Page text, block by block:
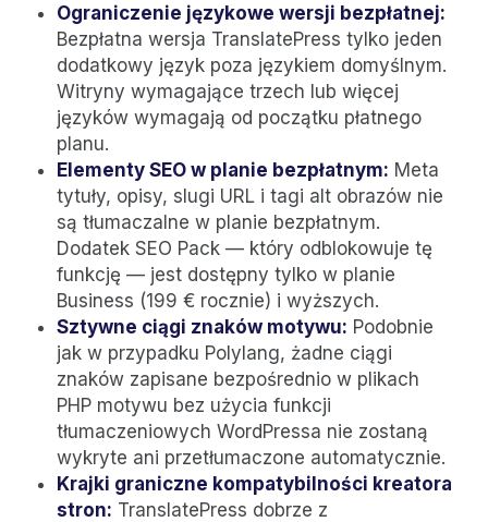
Ograniczenie językowe wersji bezpłatnej:
Bezpłatna wersja TranslatePress tylko jeden
dodatkowy język poza językiem domyślnym.
Witryny wymagające trzech lub więcej
języków wymagają od początku płatnego
planu.
Elementy SEO w planie bezpłatnym: Meta
tytuły, opisy, slugi URL i tagi alt obrazów nie
są tłumaczalne w planie bezpłatnym.
Dodatek SEO Pack — który odblokowuje tę
funkcję — jest dostępny tylko w planie
Business (199 € rocznie) i wyższych.
Sztywne ciągi znaków motywu: Podobnie
jak w przypadku Polylang, żadne ciągi
znaków zapisane bezpośrednio w plikach
PHP motywu bez użycia funkcji
tłumaczeniowych WordPressa nie zostaną
wykryte ani przetłumaczone automatycznie.
Krajki graniczne kompatybilności kreatora
stron: TranslatePress dobrze z